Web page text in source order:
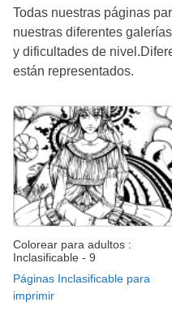
Todas nuestras páginas
nuestras diferentes
y dificultades de
están representados.
Colorear para adultos :
Inclasificable - 9
Páginas Inclasificable para
imprimir